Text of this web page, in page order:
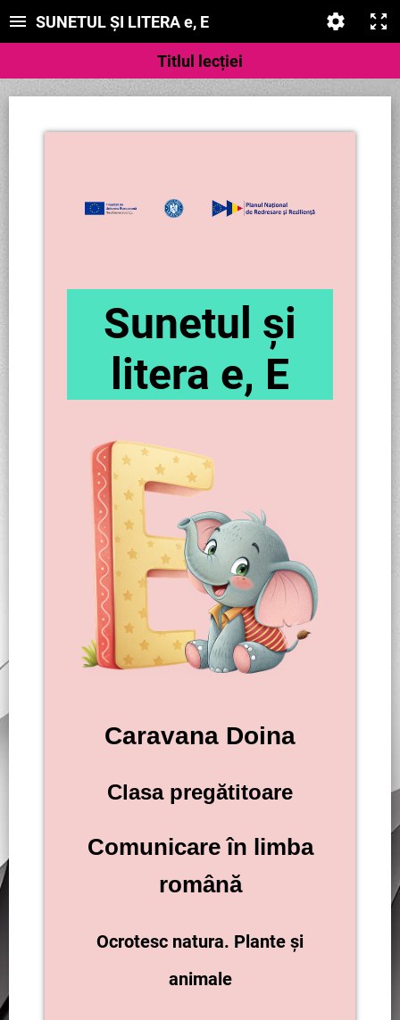
SUNETUL ȘI LITERA e, E
Titlul lecției
Sunetul și
litera e, E
Caravana Doina
Clasa pregătitoare
Comunicare în limba
română
Ocrotesc natura. Plante și
animale